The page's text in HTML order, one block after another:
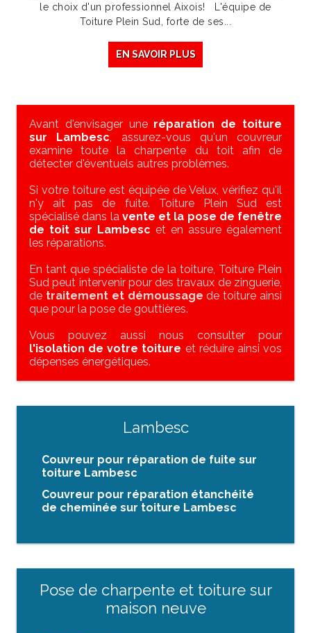
le choix d'un professionnel Aixois! L'équipe de
Toiture Plein Sud, forte de ses...
EN SAVOIR PLUS
Avant d'envisager une réparation de toiture
sur Lambesc, assurez-vous qu'un couvreur
examine toute la charpente du toit afin de
détecter d'éventuels autres problèmes.
Si votre toiture est équipée de Velux, vérifiez qu'il
n'y ait pas de fuite. Toiture Plein Sud est
spécialisé dans la vente et la pose de fenêtre
de toit sur Lambesc et en assure également
les réparations.
En tant que spécialiste de la toiture, Toiture Plein
Sud peut intervenir pour des travaux de zinguerie,
de traitement et démoussage de toiture ainsi
que pour la pose de gouttières.
Vous pouvez aussi nous consulter pour
l'isolation de votre toiture et réduire ainsi vos
dépenses énergétiques.
Lambesc
Couvreur pour réparation de fuite sur
toiture Lambesc
Couvreur pour réparation étanchéité
de cheminée sur toiture Lambesc
Pose de charpente et toiture sur
maison neuve